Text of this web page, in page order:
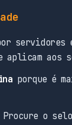
aos
porque é
Procure o